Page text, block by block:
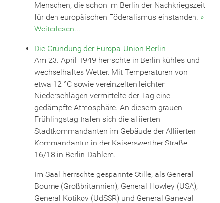
Menschen, die schon im Berlin der Nachkriegszeit
für den europäischen Föderalismus einstanden. »
Weiterlesen...
Die Gründung der Europa-Union Berlin
Am 23. April 1949 herrschte in Berlin kühles und
wechselhaftes Wetter. Mit Temperaturen von
etwa 12 °C sowie vereinzelten leichten
Niederschlägen vermittelte der Tag eine
gedämpfte Atmosphäre. An diesem grauen
Frühlingstag trafen sich die alliierten
Stadtkommandanten im Gebäude der Alliierten
Kommandantur in der Kaiserswerther Straße
16/18 in Berlin-Dahlem.
Im Saal herrschte gespannte Stille, als General
Bourne (Großbritannien), General Howley (USA),
General Kotikov (UdSSR) und General Ganeval